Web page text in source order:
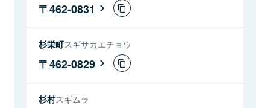
462-0831
杉栄町スギサカエチョウ
462-0829
杉村スギムラ